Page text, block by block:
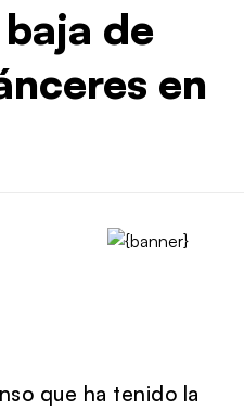
de
en
que ha tenido la